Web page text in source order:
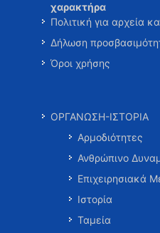
χαρακτήρα
Πολιτική για αρχεία
Δήλωση
Όροι χρήσης
ΟΡΓΑΝΩΣΗ-ΙΣΤΟΡΙΑ
Αρμοδιότητες
Ανθρώπινο
Επιχειρησιακά
Ιστορία
Ταμεία